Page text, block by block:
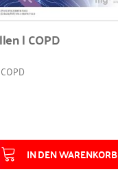
| COPD
IN DEN WARENKORB